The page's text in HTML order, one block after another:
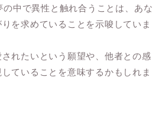
中で異性と触れ合うことは、あな
を求めていることを示唆していま
れたいという願望や、他者との感
ていることを意味するかもしれま